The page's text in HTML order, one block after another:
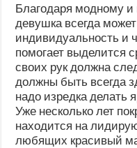
Благодаря модному
девушка всегда
индивидуальность и
помогает выделится
своих рук должна
должны быть всегда
надо изредка делать
Уже несколько лет
находится на
любящих красивый